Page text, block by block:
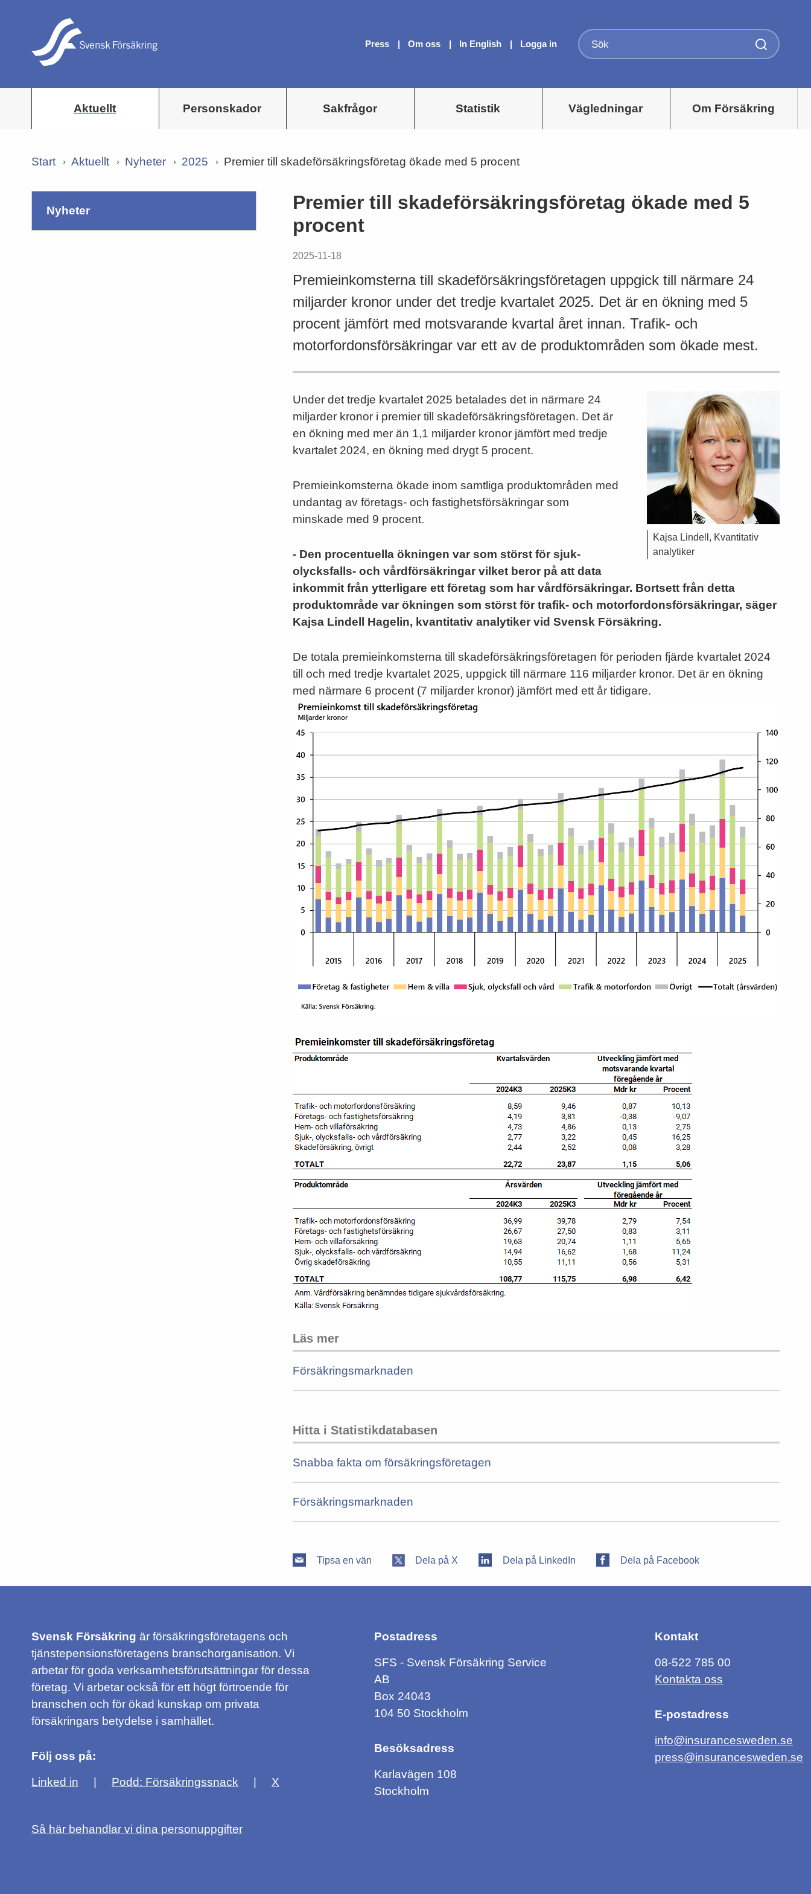
Press Om oss In English Logga in
Aktuellt Personskador Sakfrågor Statistik Vägledningar Om Försäkring
Start Aktuellt Nyheter 2025 Premier till skadeförsäkringsföretag ökade med 5 procent
nyheter
Premier till skadeförsäkringsföretag ökade med 5
procent
2025-11-18
Premieinkomsterna till skadeförsäkringsföretagen uppgick till närmare 24
miljarder kronor under det tredje kvartalet 2025. Det är en ökning med 5
procent jämfört med motsvarande kvartal året innan. Trafik- och
motorfordonsförsäkringar var ett av de produktområden som ökade mest.
Kajsa Lindell, Kvantitativ
analytiker
Under det tredje kvartalet 2025 betalades det in närmare 24
miljarder kronor i premier till skadeförsäkringsföretagen. Det är
en ökning med mer än 1,1 miljarder kronor jämfört med tredje
kvartalet 2024, en ökning med drygt 5 procent.
Premieinkomsterna ökade inom samtliga produktområden med
undantag av företags- och fastighetsförsäkringar som
minskade med 9 procent.
- Den procentuella ökningen var som störst för sjuk-
olycksfalls- och vårdförsäkringar vilket beror på att data
inkommit från ytterligare ett företag som har vårdförsäkringar. Bortsett från detta
produktområde var ökningen som störst för trafik- och motorfordonsförsäkringar, säger
Kajsa Lindell Hagelin, kvantitativ analytiker vid Svensk Försäkring.
De totala premieinkomsterna till skadeförsäkringsföretagen för perioden fjärde kvartalet 2024
till och med tredje kvartalet 2025, uppgick till närmare 116 miljarder kronor. Det är en ökning
med närmare 6 procent (7 miljarder kronor) jämfört med ett år tidigare.
Läs mer
Försäkringsmarknaden
Hitta i Statistikdatabasen
Snabba fakta om försäkringsföretagen
Försäkringsmarknaden
Tipsa en vän Dela på X Dela på LinkedIn Dela på Facebook
Svensk Försäkring är försäkringsföretagens och
tjänstepensionsföretagens branschorganisation. Vi
arbetar för goda verksamhetsförutsättningar för dessa
företag. Vi arbetar också för ett högt förtroende för
branschen och för ökad kunskap om privata
försäkringars betydelse i samhället.
Följ oss på:
Linked in Podd: Försäkringssnack X
Postadress
SFS - Svensk Försäkring Service
AB
Box 24043
104 50 Stockholm
Besöksadress
Karlavägen 108
Stockholm
Kontakt
08-522 785 00
Kontakta oss
E-postadress
info@insurancesweden.se
press@insurancesweden.se
Så här behandlar vi dina personuppgifter